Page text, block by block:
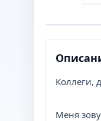
Коллеги,
Меня